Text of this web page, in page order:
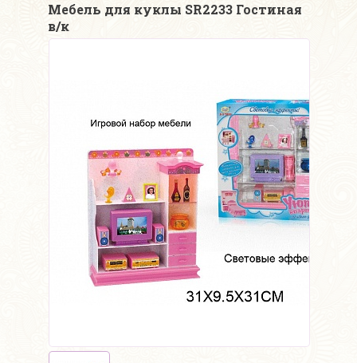
Мебель для куклы SR2233 Гостиная
в/к